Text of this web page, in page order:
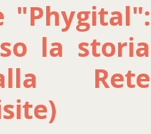
"Phygital":
la storia
Rete